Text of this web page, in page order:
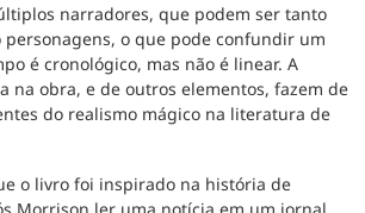
narradores, que podem ser tanto
o que pode confundir um
é cronológico, mas não é linear. A
na obra, e de outros elementos, fazem de
do realismo mágico na literatura de
o livro foi inspirado na história de
Morrison ler uma notícia em um jornal.